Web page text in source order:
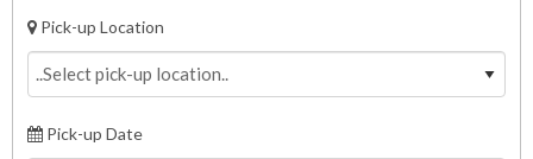
Pick-up Location
Pick-up Date